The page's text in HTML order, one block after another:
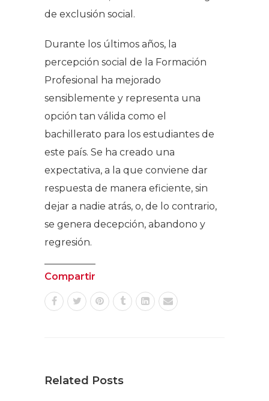
de exclusión social.
Durante los últimos años, la
percepción social de la Formación
Profesional ha mejorado
sensiblemente y representa una
opción tan válida como el
bachillerato para los estudiantes de
este país. Se ha creado una
expectativa, a la que conviene dar
respuesta de manera eficiente, sin
dejar a nadie atrás, o, de lo contrario,
se genera decepción, abandono y
regresión.
Compartir
Related Posts